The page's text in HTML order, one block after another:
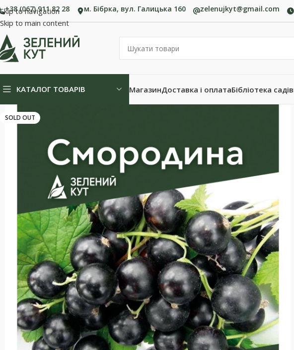
Skip to navigation
Skip to main content
+38 (067) 911 82 28 м. Бібрка, вул. Галицька 160 zelenujkyt@gmail.com
КАТАЛОГ ТОВАРІВ МагазинДоставка і оплатаБібліотека
SOLD OUT